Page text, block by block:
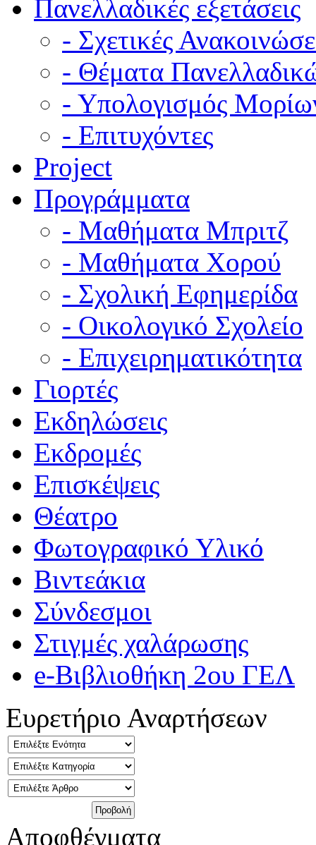
Πανελλαδικές εξετάσεις
- Σχετικές
- Θέματα
- Υπολογισμός
- Επιτυχόντες
Project
Προγράμματα
- Μαθήματα Μπριτζ
- Μαθήματα Χορού
- Σχολική Εφημερίδα
- Οικολογικό Σχολείο
- Επιχειρηματικότητα
Γιορτές
Εκδηλώσεις
Εκδρομές
Επισκέψεις
Θέατρο
Φωτογραφικό Υλικό
Βιντεάκια
Σύνδεσμοι
Στιγμές χαλάρωσης
e-Βιβλιοθήκη 2ου ΓΕΛ
Ευρετήριο Αναρτήσεων
Αποφθέγματα